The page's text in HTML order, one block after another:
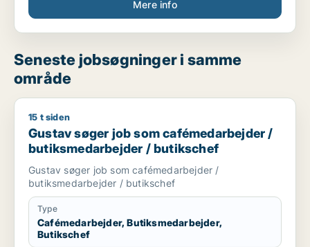
Mere info
Seneste jobsøgninger i samme
område
Gustav søger job som cafémedarbejder /
15 t siden
Gustav søger job som cafémedarbejder /
butiksmedarbejder / butikschef
Gustav søger job som cafémedarbejder /
butiksmedarbejder / butikschef
Type
Cafémedarbejder, Butiksmedarbejder,
Butikschef